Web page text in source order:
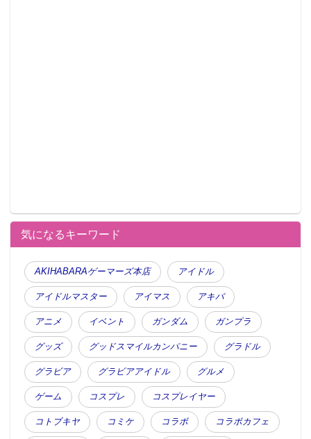
気になるキーワード
AKIHABARAゲーマーズ本店 アイドル
アイドルマスター アイマス アキバ
アニメ イベント ガンダム ガンプラ
グッズ グッドスマイルカンパニー グラドル
グラビア グラビアアイドル グルメ
ゲーム コスプレ コスプレイヤー
コトブキヤ コミケ コラボ コラボカフェ